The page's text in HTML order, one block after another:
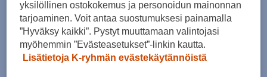
Kokotaulukko
yksilöllinen ostokokemus ja personoidun mainonnan
tarjoaminen. Voit antaa suostumuksesi painamalla
”Hyväksy kaikki”. Pystyt muuttamaan valintojasi
myöhemmin ”Evästeasetukset”-linkin kautta.
Lisätietoja K-ryhmän evästekäytännöistä